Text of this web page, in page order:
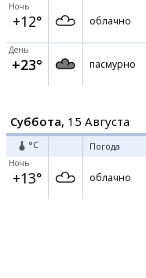
Ночь
+12° облачно
День
+23° пасмурно
Суббота, 15 Августа
°C Погода
Ночь
+13° облачно